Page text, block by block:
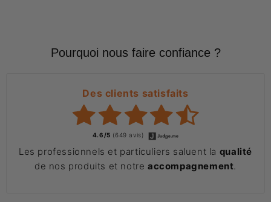
Pourquoi nous faire confiance ?
Des clients satisfaits
4.6/5 (649 avis)
Les professionnels et particuliers saluent la qualité
de nos produits et notre accompagnement